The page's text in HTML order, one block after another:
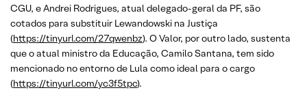
CGU, e Andrei Rodrigues, atual delegado-geral da PF, são
cotados para substituir Lewandowski na Justiça
(https://tinyurl.com/27qwenbz). O Valor, por outro lado, sustenta
que o atual ministro da Educação, Camilo Santana, tem sido
mencionado no entorno de Lula como ideal para o cargo
(https://tinyurl.com/yc3f5tpc).